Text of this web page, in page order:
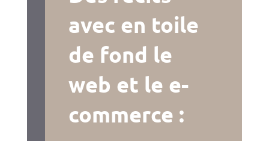
avec en toile
de fond le
web et le e-
commerce :